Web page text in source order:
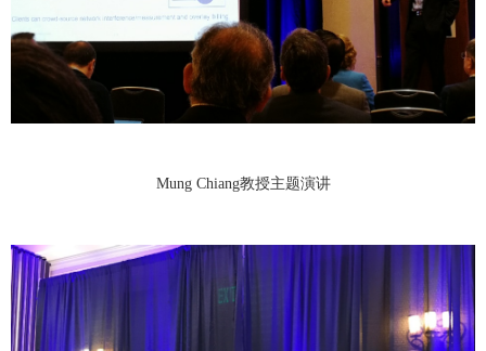
Mung Chiang教授主题演讲